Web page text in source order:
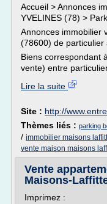
Accueil > Annonces
YVELINES (78) >
Annonces immobilier
(78600) de particulier
Biens correspondant
vente) entre
Lire la suite
Site : http://
Thèmes liés : parking
/ immobilier maisons
vente maison maisons
Vente
Maisons-
Imprimez :